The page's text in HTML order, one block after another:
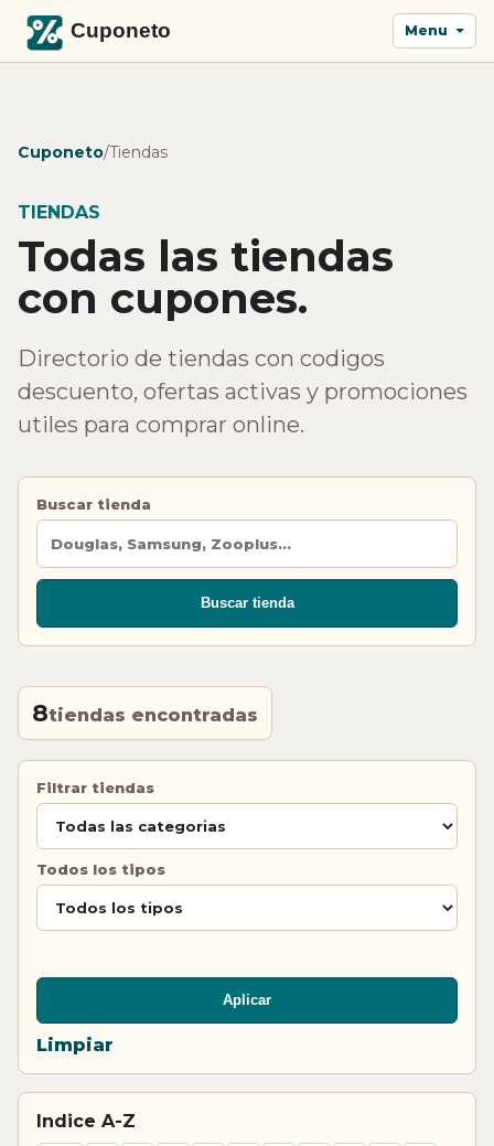
Menu
Cuponeto/Tiendas
TIENDAS
Todas las tiendas
con cupones.
Directorio de tiendas con codigos
descuento, ofertas activas y promociones
utiles para comprar online.
Buscar tienda
Buscar tienda
8tiendas encontradas
Filtrar tiendas
Todos los tipos
Aplicar
Limpiar
Indice A-Z